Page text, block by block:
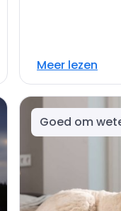
Meer lezen
Goed om